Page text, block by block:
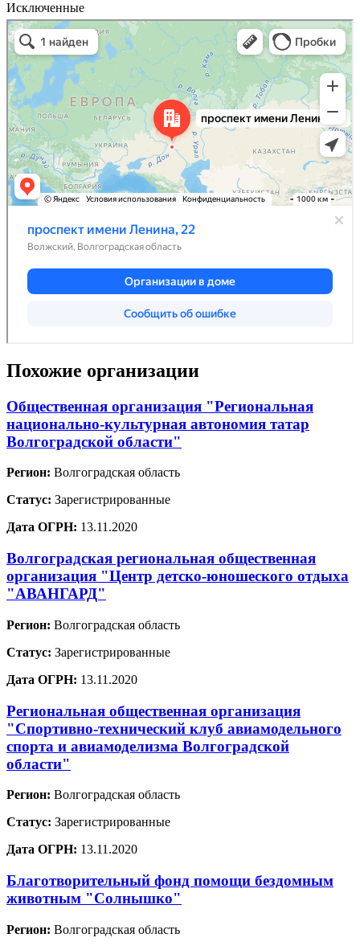
Исключенные
Похожие организации
Общественная организация "Региональная
национально-культурная автономия татар
Волгоградской области"
Регион: Волгоградская область
Статус: Зарегистрированные
Дата ОГРН: 13.11.2020
Волгоградская региональная общественная
организация "Центр детско-юношеского отдыха
"АВАНГАРД"
Регион: Волгоградская область
Статус: Зарегистрированные
Дата ОГРН: 13.11.2020
Региональная общественная организация
"Спортивно-технический клуб авиамодельного
спорта и авиамоделизма Волгоградской
области"
Регион: Волгоградская область
Статус: Зарегистрированные
Дата ОГРН: 13.11.2020
Благотворительный фонд помощи бездомным
животным "Солнышко"
Регион: Волгоградская область